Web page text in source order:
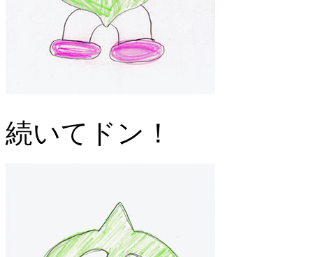
続いてドン！